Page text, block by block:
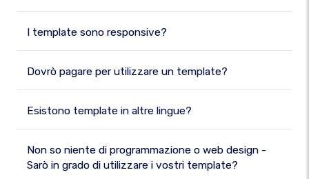
I template sono responsive?
Dovrò pagare per utilizzare un template?
Esistono template in altre lingue?
Non so niente di programmazione o web design -
Sarò in grado di utilizzare i vostri template?